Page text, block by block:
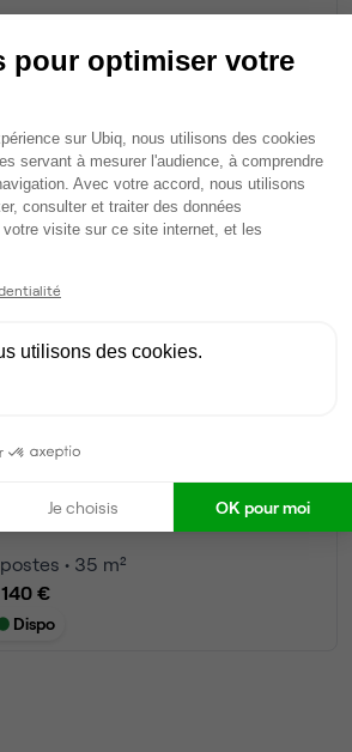
postes • 150 m²
455 €
privé• 1er étage
postes • 70 m²
€
Dispo
privé• 1er étage
postes • 35 m²
€
Dispo
pour optimiser votre
Gestion du
sur Ubiq, nous utilisons des cookies
servant à mesurer l'audience, à comprendre
Avec votre accord, nous utilisons
consulter et traiter des données
visite sur ce site internet, et les
utilisons des cookies.
Je choisis OK pour moi